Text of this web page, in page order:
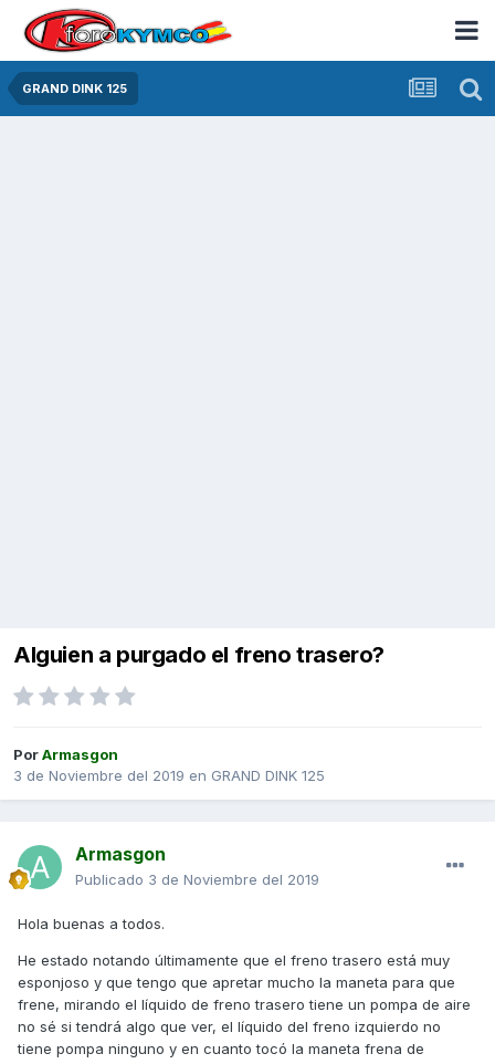
GRAND DINK 125
Alguien a purgado el freno trasero?
PorArmasgon
3 de Noviembre del 2019 en GRAND DINK 125
Armasgon
Publicado 3 de Noviembre del 2019
Hola buenas a todos.
He estado notando últimamente que el freno trasero está muy
esponjoso y que tengo que apretar mucho la maneta para que
frene, mirando el líquido de freno trasero tiene un pompa de aire
no sé si tendrá algo que ver, el líquido del freno izquierdo no
tiene pompa ninguno y en cuanto tocó la maneta frena de